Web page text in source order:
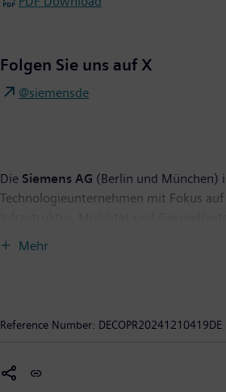
Folgen Sie uns auf X
@siemensde
Die Siemens AG (Berlin und München)
Technologieunternehmen mit Fokus
Unternehmens ist es, Technologie zu
nachhaltiger. Siemens ist mehrheitlicher
weltweit führenden Anbieter von
Mehr
Reference Number: DECOPR20241210419DE